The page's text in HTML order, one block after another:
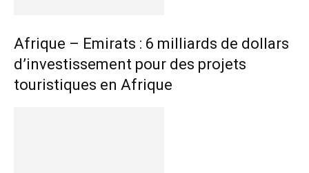
Afrique – Emirats : 6 milliards de dollars
d’investissement pour des projets
touristiques en Afrique